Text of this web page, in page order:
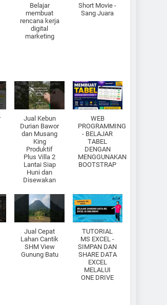
Belajar
membuat
rencana kerja
digital
marketing
Short Movie -
Sang Juara
Jual Kebun
Durian Bawor
dan Musang
King
Produktif
Plus Villa 2
Lantai Siap
Huni dan
Disewakan
WEB
PROGRAMMING
- BELAJAR
TABEL
DENGAN
MENGGUNAKAN
BOOTSTRAP
Jual Cepat
Lahan Cantik
SHM View
Gunung Batu
TUTORIAL
MS EXCEL -
SIMPAN DAN
SHARE DATA
EXCEL
MELALUI
ONE DRIVE